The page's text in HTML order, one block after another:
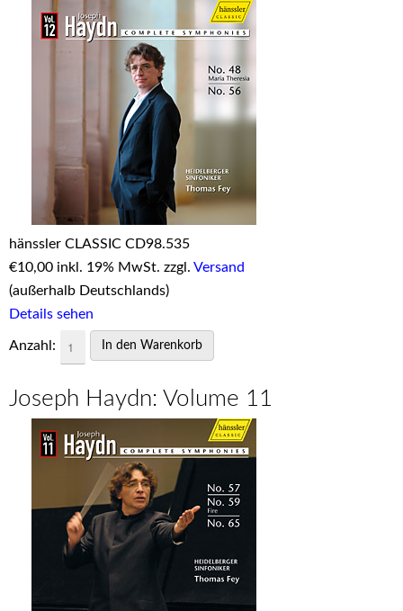
hänssler CLASSIC CD98.535
€10,00 inkl. 19% MwSt. zzgl. Versand
(außerhalb Deutschlands)
Details sehen
Anzahl:
Joseph Haydn: Volume 11